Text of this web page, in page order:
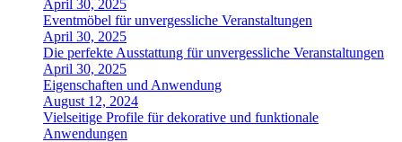
April 30, 2025
Eventmöbel für unvergessliche Veranstaltungen
April 30, 2025
Die perfekte Ausstattung für unvergessliche Veranstaltungen
April 30, 2025
Eigenschaften und Anwendung
August 12, 2024
Vielseitige Profile für dekorative und funktionale
Anwendungen